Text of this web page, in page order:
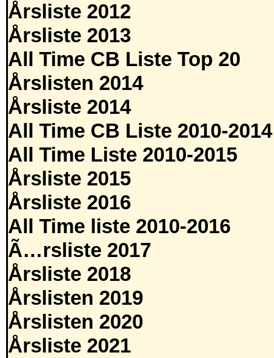
Årsliste 2012
Årsliste 2013
All Time CB Liste Top 20
Årslisten 2014
Årsliste 2014
All Time CB Liste 2010-2014
All Time Liste 2010-2015
Årsliste 2015
Årsliste 2016
All Time liste 2010-2016
Ã…rsliste 2017
Årsliste 2018
Årslisten 2019
Årslisten 2020
Årsliste 2021